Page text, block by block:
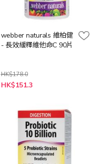
webber naturals 維柏健
- 長效緩釋維他命C 90片
HK$178.0
特
殊
HK$151.3